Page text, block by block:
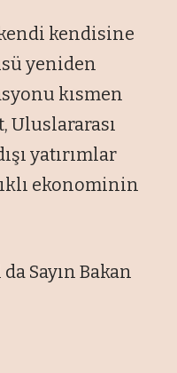
kendisine
yeniden
kısmen
Uluslararası
yatırımlar
ekonominin
Sayın Bakan